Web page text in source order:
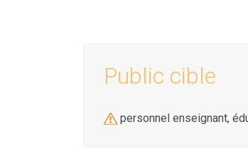
Public cible
personnel enseignant,